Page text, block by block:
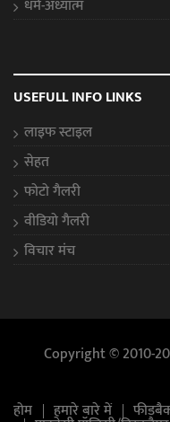
धर्म-अध्यात्म
USEFULL INFO LINKS
लाइफ स्टाइल
सेहत
फोटो गैलरी
वीडियो गैलरी
विचार मंच
Copyright © 2010-
होम
हमारे बारे में